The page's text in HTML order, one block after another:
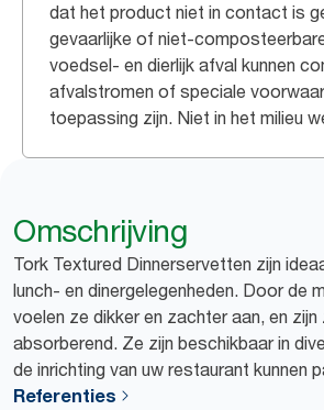
dat het product niet in contact is
gevaarlijke of niet-
voedsel- en dierlijk afval kunnen
afvalstromen of speciale
toepassing zijn. Niet in het milieu
Omschrijving
Tork Textured Dinnerservetten zijn
lunch- en dinergelegenheden. Door de
voelen ze dikker en zachter aan, en
absorberend. Ze zijn beschikbaar in
de inrichting van uw restaurant kunnen
Referenties